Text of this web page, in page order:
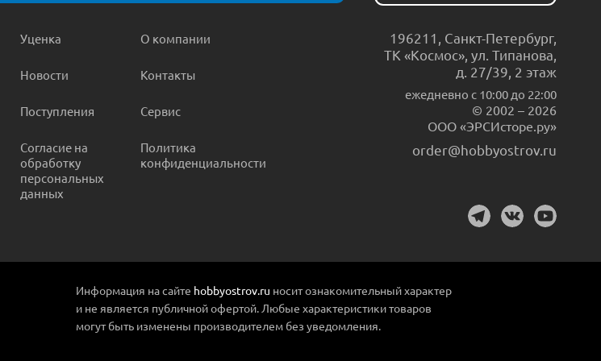
Уценка
Новости
Поступления
Согласие на
обработку
персональных
данных
О компании
Контакты
Сервис
Политика
конфиденциальности
196211 Санкт-Петербург,
ТК «Космос», ул. Типанова,
д. 27/39, 2 этаж
ежедневно c 10:00 до 22:00
© 2002 – 2026
ООО «ЭРСИсторе.ру»
order@hobbyostrov.ru
Информация на сайте hobbyostrov.ru носит ознакомительный характер
и не является публичной офертой. Любые характеристики товаров
могут быть изменены производителем без уведомления.